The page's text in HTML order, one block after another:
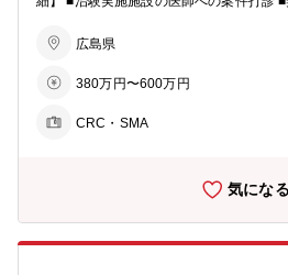
員会(IRB)への対応支援 ■その他資料作
験への協力を引き出すことを行うため、
広島県
380万円〜600万円
CRC・SMA
気になる